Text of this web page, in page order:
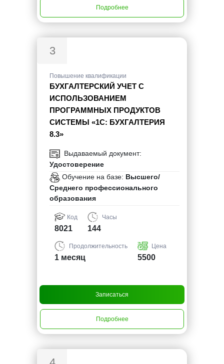
Подробнее
3
Повышение квалификации
БУХГАЛТЕРСКИЙ УЧЕТ С
ИСПОЛЬЗОВАНИЕМ
ПРОГРАММНЫХ ПРОДУКТОВ
СИСТЕМЫ «1С: БУХГАЛТЕРИЯ
8.3»
Выдаваемый документ:
Удостоверение
Обучение на базе: Высшего/
Среднего профессионального
образования
Код
8021
Часы
144
Продолжительность
1 месяц
Цена
5500
Записаться
Подробнее